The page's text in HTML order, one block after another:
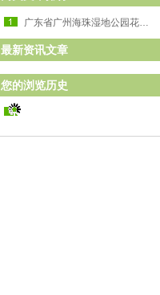
广东省广州海珠湿地公园花卉景观工程案例介绍
最新资讯文章
您的浏览历史